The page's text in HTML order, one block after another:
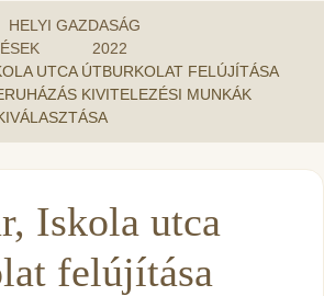
HELYI GAZDASÁG
2022
UTCA ÚTBURKOLAT FELÚJÍTÁSA
KIVITELEZÉSI MUNKÁK
Iskola utca
felújítása